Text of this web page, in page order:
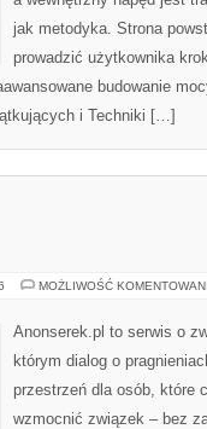
jak metodyka. Strona
prowadzić użytkownika
budowanie
i Techniki […]
MOŻLIWOŚĆ
Anonserek.pl to serwis o
którym dialog o
przestrzeń dla osób, które
wzmocnić związek – bez